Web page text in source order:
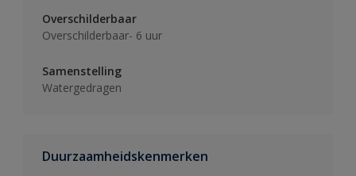
Overschilderbaar
Overschilderbaar- 6 uur
Samenstelling
Watergedragen
Duurzaamheidskenmerken